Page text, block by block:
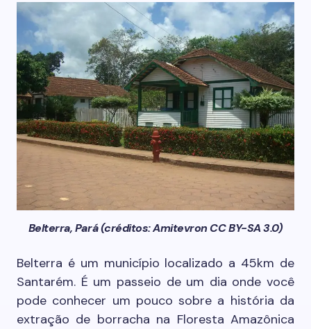
Belterra, Pará (créditos: Amitevron CC BY-SA 3.0)
Belterra é um município localizado a 45km de
Santarém. É um passeio de um dia onde você
pode conhecer um pouco sobre a história da
extração de borracha na Floresta Amazônica